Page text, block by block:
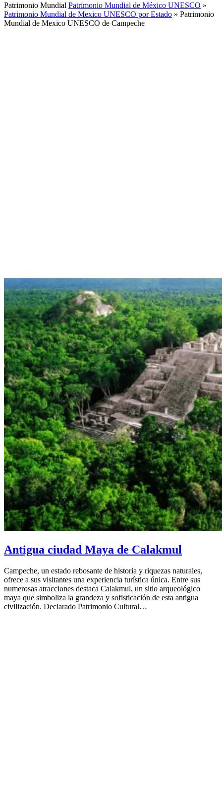
Patrimonio Mundial Patrimonio Mundial de México UNESCO »
Patrimonio Mundial de Mexico UNESCO por Estado » Patrimonio
Mundial de Mexico UNESCO de Campeche
Antigua ciudad Maya de Calakmul
Campeche, un estado rebosante de historia y riquezas naturales,
ofrece a sus visitantes una experiencia turística única. Entre sus
numerosas atracciones destaca Calakmul, un sitio arqueológico
maya que simboliza la grandeza y sofisticación de esta antigua
civilización. Declarado Patrimonio Cultural…